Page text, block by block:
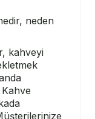
neden
kahveyi